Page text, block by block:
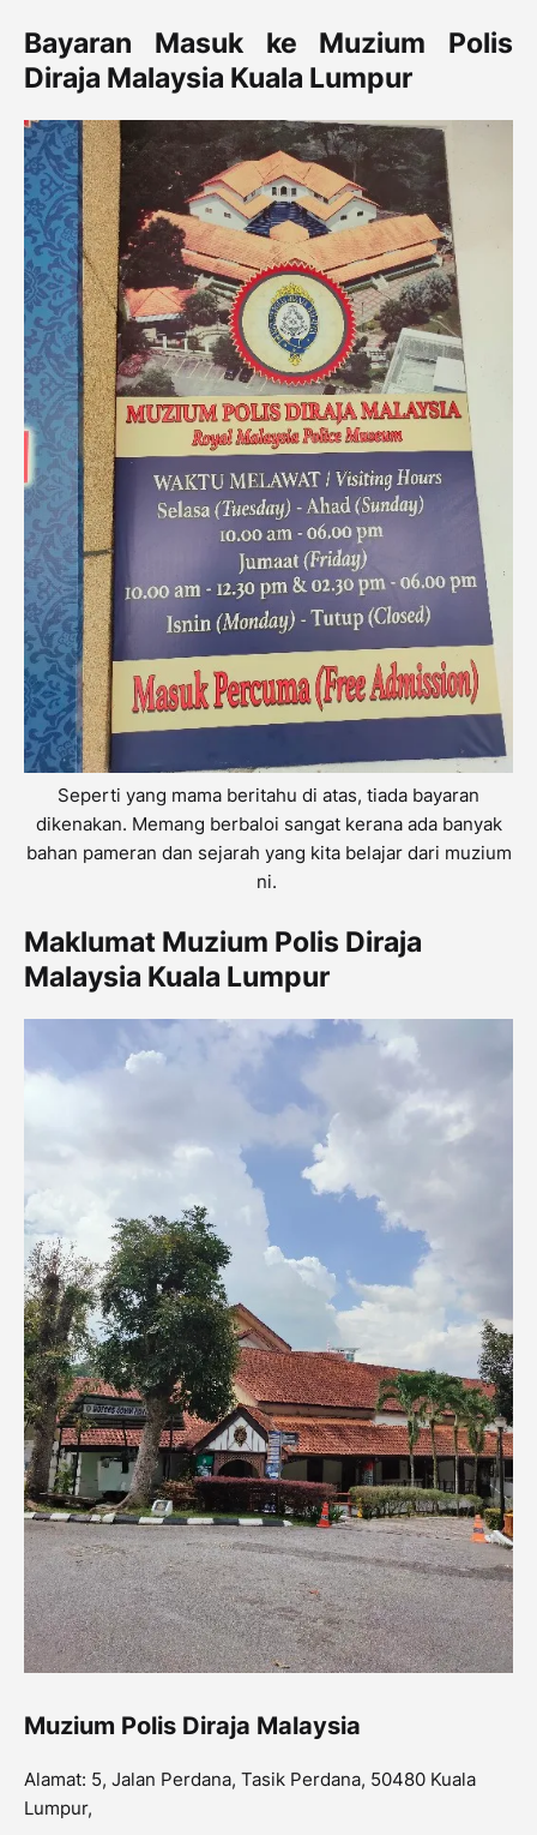
Bayaran Masuk ke Muzium Polis
Diraja Malaysia Kuala Lumpur
Seperti yang mama beritahu di atas, tiada bayaran
dikenakan. Memang berbaloi sangat kerana ada banyak
bahan pameran dan sejarah yang kita belajar dari muzium
ni.
Maklumat Muzium Polis Diraja
Malaysia Kuala Lumpur
Muzium Polis Diraja Malaysia
Alamat: 5, Jalan Perdana, Tasik Perdana, 50480 Kuala
Lumpur,